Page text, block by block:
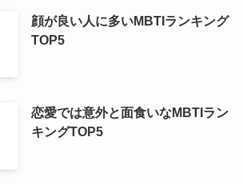
顔が良い人に多いMBTIランキング
TOP5
恋愛では意外と面食いなMBTIラン
キングTOP5